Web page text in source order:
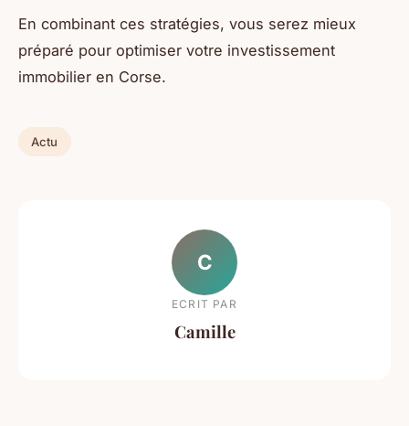
En combinant ces stratégies, vous serez mieux
préparé pour optimiser votre investissement
immobilier en Corse.
Actu
C
ECRIT PAR
Camille